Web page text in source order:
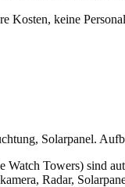
Kosten, keine
Solarpanel.
Towers) sind
Radar,